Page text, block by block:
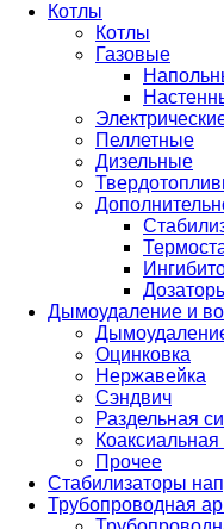
Котлы
Котлы
Газовые
Пеллетные
Дизельные
Дымоудаление и
Оцинковка
Нержавейка
Сэндвич
Раздельная
Прочее
Стабилизаторы
Трубопроводная